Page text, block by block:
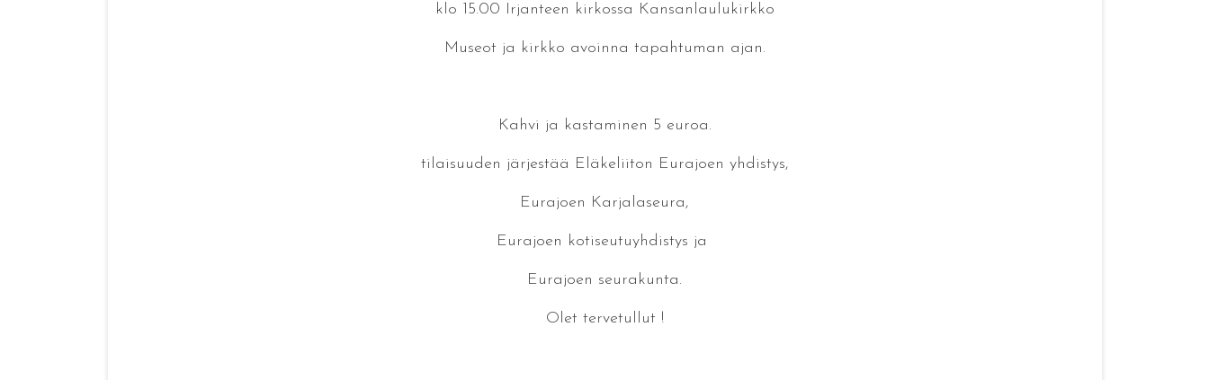
klo 15.00 Irjanteen kirkossa Kansanlaulukirkko
Museot ja kirkko avoinna tapahtuman ajan.
Kahvi ja kastaminen 5 euroa.
tilaisuuden järjestää Eläkeliiton Eurajoen yhdistys,
Eurajoen Karjalaseura,
Eurajoen kotiseutuyhdistys ja
Eurajoen seurakunta.
Olet tervetullut !